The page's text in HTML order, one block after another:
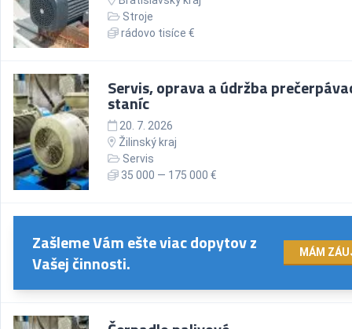
Stroje
rádovo tisíce €
Servis, oprava a údržba
staníc
20. 7. 2026
Žilinský kraj
Servis
35 000 — 175 000 €
Zašleme Vám ešte viac dopytov z
Vašej činnosti.
MÁM